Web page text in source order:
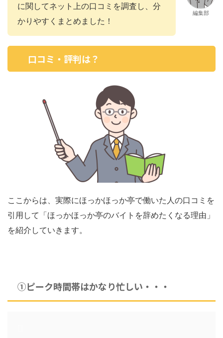
に関してネット上の口コミを調査し、分
かりやすくまとめました！
編集部
口コミ・評判は？
ここからは、実際にほっかほっか亭で働いた人の口コミを
引用して「ほっかほっか亭のバイトを辞めたくなる理由」
を紹介していきます。
①ピーク時間帯はかなり忙しい・・・